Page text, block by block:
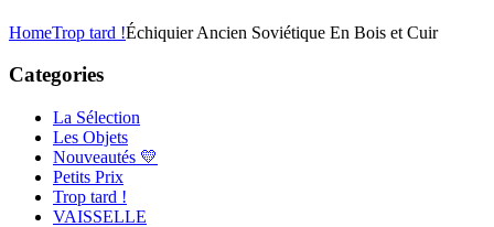
HomeTrop tard !Échiquier Ancien Soviétique En Bois et Cuir
Categories
La Sélection
Les Objets
Nouveautés 💛
Petits Prix
Trop tard !
VAISSELLE